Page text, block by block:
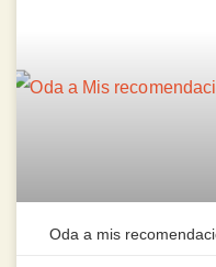
Oda a mis